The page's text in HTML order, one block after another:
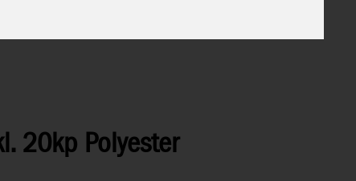
20kp Polyester